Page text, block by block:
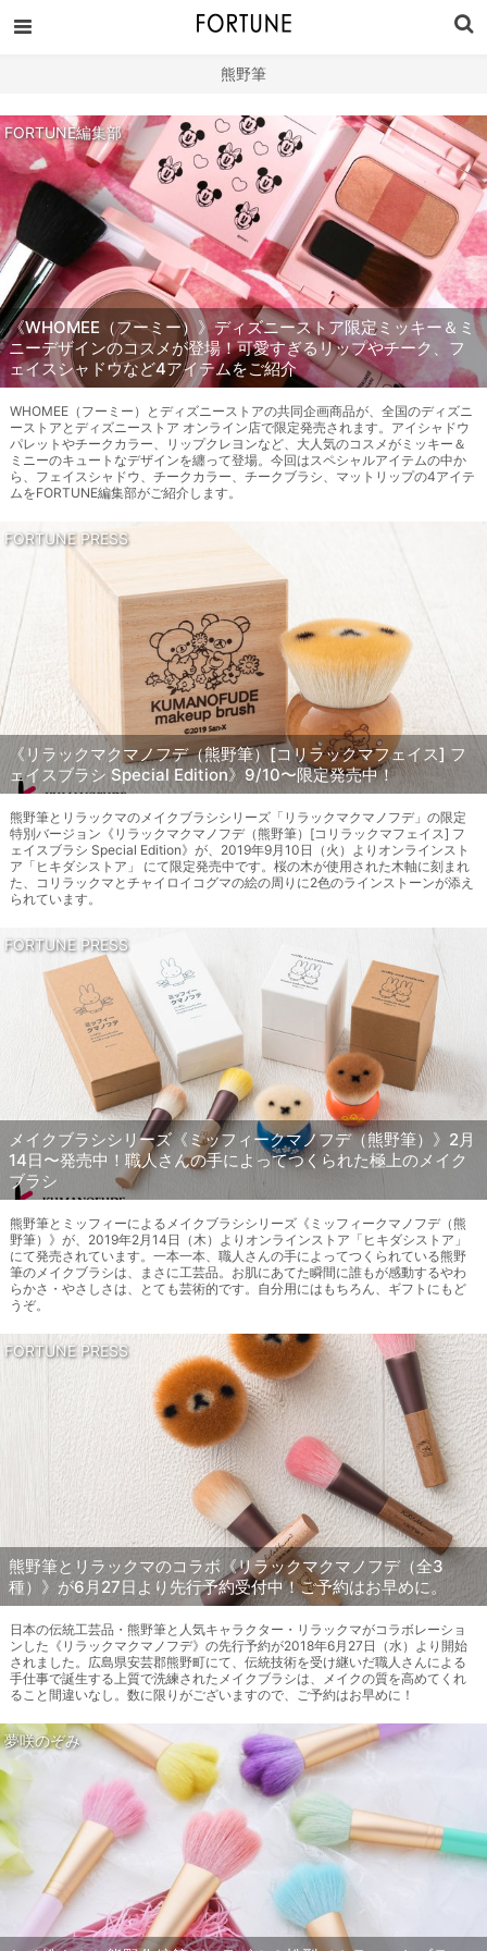
熊野筆
FORTUNE編集部
《WHOMEE（フーミー）》ディズニーストア限定ミッキー＆ミ
ニーデザインのコスメが登場！可愛すぎるリップやチーク、フ
ェイスシャドウなど4アイテムをご紹介
WHOMEE（フーミー）とディズニーストアの共同企画商品が、全国のディズニ
ーストアとディズニーストア オンライン店で限定発売されます。アイシャドウ
パレットやチークカラー、リップクレヨンなど、大人気のコスメがミッキー＆
ミニーのキュートなデザインを纏って登場。今回はスペシャルアイテムの中か
ら、フェイスシャドウ、チークカラー、チークブラシ、マットリップの4アイテ
ムをFORTUNE編集部がご紹介します。
FORTUNE PRESS
《リラックマクマノフデ（熊野筆）[コリラックマフェイス] フ
ェイスブラシ Special Edition》9/10〜限定発売中！
熊野筆とリラックマのメイクブラシシリーズ「リラックマクマノフデ」の限定
特別バージョン《リラックマクマノフデ（熊野筆）[コリラックマフェイス] フ
ェイスブラシ Special Edition》が、2019年9月10日（火）よりオンラインスト
ア「ヒキダシストア」 にて限定発売中です。桜の木が使用された木軸に刻まれ
た、コリラックマとチャイロイコグマの絵の周りに2色のラインストーンが添え
られています。
FORTUNE PRESS
メイクブラシシリーズ《ミッフィークマノフデ（熊野筆）》2月
14日〜発売中！職人さんの手によってつくられた極上のメイク
ブラシ
熊野筆とミッフィーによるメイクブラシシリーズ《ミッフィークマノフデ（熊
野筆）》が、2019年2月14日（木）よりオンラインストア「ヒキダシストア」
にて発売されています。一本一本、職人さんの手によってつくられている熊野
筆のメイクブラシは、まさに工芸品。お肌にあてた瞬間に誰もが感動するやわ
らかさ・やさしさは、とても芸術的です。自分用にはもちろん、ギフトにもど
うぞ。
FORTUNE PRESS
熊野筆とリラックマのコラボ《リラックマクマノフデ（全3
種）》が6月27日より先行予約受付中！ご予約はお早めに。
日本の伝統工芸品・熊野筆と人気キャラクター・リラックマがコラボレーショ
ンした《リラックマクマノフデ》の先行予約が2018年6月27日（水）より開始
されました。広島県安芸郡熊野町にて、伝統技術を受け継いだ職人さんによる
手仕事で誕生する上質で洗練されたメイクブラシは、メイクの質を高めてくれ
ること間違いなし。数に限りがございますので、ご予約はお早めに！
夢咲のぞみ